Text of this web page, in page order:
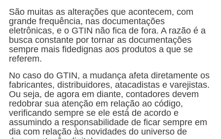
São muitas as alterações que acontecem, com
grande frequência, nas documentações
eletrônicas, e o GTIN não fica de fora. A razão é a
busca constante por tornar as documentações
sempre mais fidedignas aos produtos a que se
referem.
No caso do GTIN, a mudança afeta diretamente os
fabricantes, distribuidores, atacadistas e varejistas.
Ou seja, de agora em diante, contadores devem
redobrar sua atenção em relação ao código,
verificando sempre se ele está de acordo e
assumindo a responsabilidade de ficar sempre em
dia com relação às novidades do universo de